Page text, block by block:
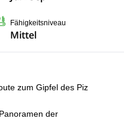
Fähigkeitsniveau
Mittel
zum Gipfel des Piz
der